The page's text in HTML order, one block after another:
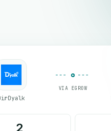
VIA EGROW
2